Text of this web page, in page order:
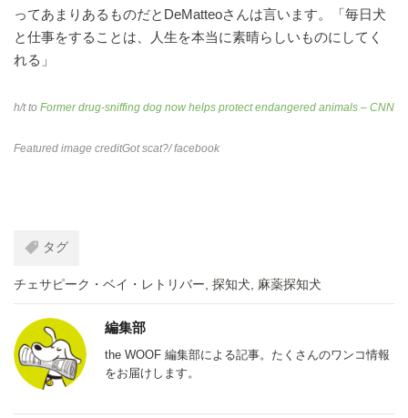
ってあまりあるものだとDeMatteoさんは言います。「毎日犬
と仕事をすることは、人生を本当に素晴らしいものにしてく
れる」
h/t to Former drug-sniffing dog now helps protect endangered animals – CNN
Featured image creditGot scat?/ facebook
タグ
チェサピーク・ベイ・レトリバー 探知犬 麻薬探知犬
編集部
the WOOF 編集部による記事。たくさんのワンコ情報
をお届けします。